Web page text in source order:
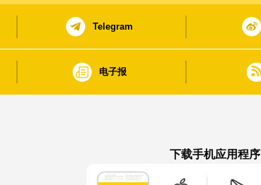
Telegram
电子报
下载手机应用程序